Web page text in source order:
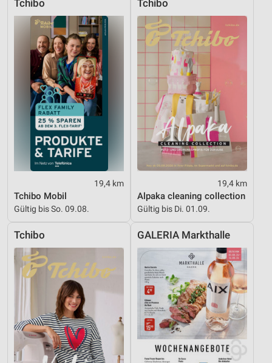
Tchibo
19,4 km
Tchibo Mobil
Gültig bis So. 09.08.
Tchibo
19,4 km
Alpaka cleaning collection
Gültig bis Di. 01.09.
Tchibo GALERIA Markthalle